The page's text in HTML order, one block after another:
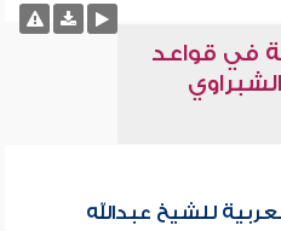
في قواعد
للشيخ عبدالله